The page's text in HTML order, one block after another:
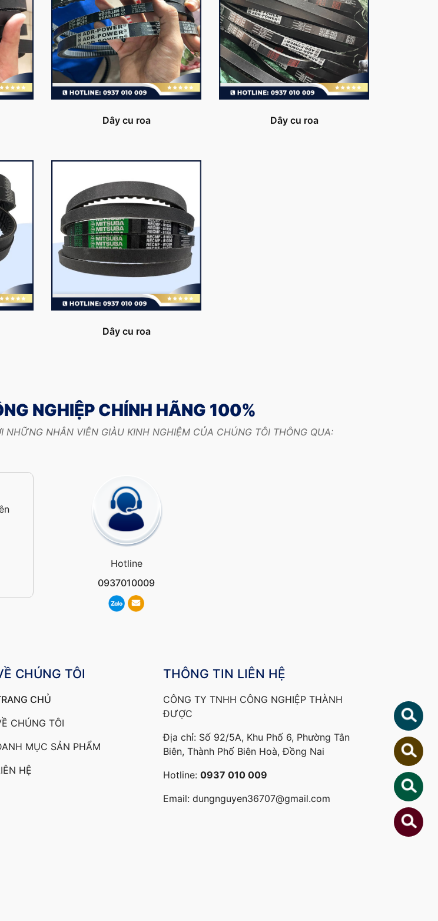
Dây cu roa Dây cu roa
Dây cu roa
NGHIỆP CHÍNH HÃNG 100%
NHÂN VIÊN GIÀU KINH NGHIỆM CỦA CHÚNG TÔI THÔNG QUA:
Hotline
0937010009
CHÚNG TÔI
CHỦ
CHÚNG TÔI
MỤC SẢN PHẨM
HỆ
THÔNG TIN LIÊN HỆ
CÔNG TY TNHH CÔNG NGHIỆP THÀNH
ĐƯỢC
Địa chỉ: Số 92/5A, Khu Phố 6, Phường Tân
Biên, Thành Phố Biên Hoà, Đồng Nai
Hotline: 0937 010 009
Email: dungnguyen36707@gmail.com